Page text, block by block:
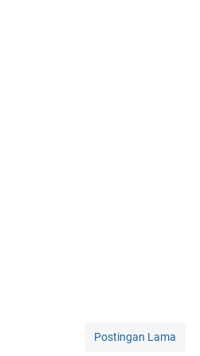
Postingan Lama